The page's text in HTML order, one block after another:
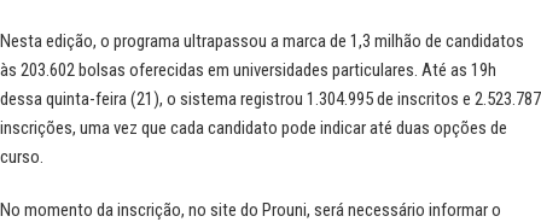
Nesta edição, o programa ultrapassou a marca de 1,3 milhão de candidatos
às 203.602 bolsas oferecidas em universidades particulares. Até as 19h
dessa quinta-feira (21), o sistema registrou 1.304.995 de inscritos e 2.523.787
inscrições, uma vez que cada candidato pode indicar até duas opções de
curso.
No momento da inscrição, no site do Prouni, será necessário informar o